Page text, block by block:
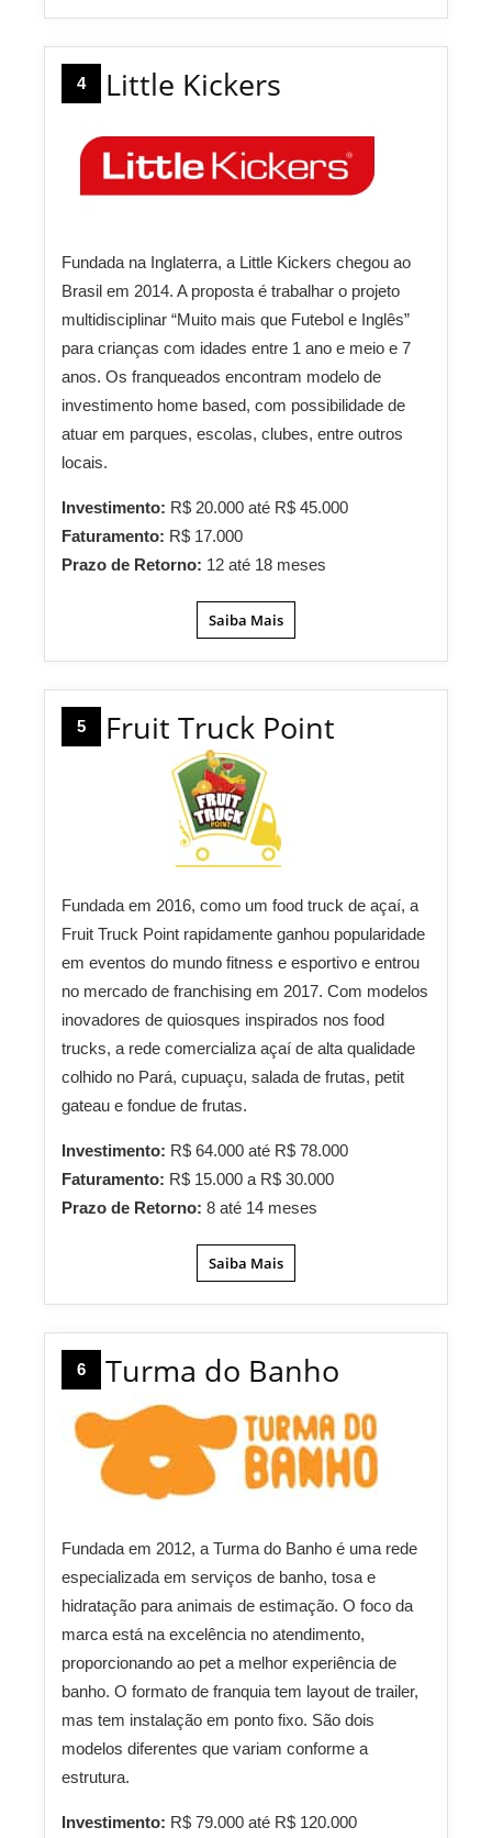
4 Little Kickers
Fundada na Inglaterra, a Little Kickers chegou ao
Brasil em 2014. A proposta é trabalhar o projeto
multidisciplinar “Muito mais que Futebol e Inglês”
para crianças com idades entre 1 ano e meio e 7
anos. Os franqueados encontram modelo de
investimento home based, com possibilidade de
atuar em parques, escolas, clubes, entre outros
locais.
Investimento: R$ 20.000 até R$ 45.000
Faturamento: R$ 17.000
Prazo de Retorno: 12 até 18 meses
Saiba Mais
5 Fruit Truck Point
Fundada em 2016, como um food truck de açaí, a
Fruit Truck Point rapidamente ganhou popularidade
em eventos do mundo fitness e esportivo e entrou
no mercado de franchising em 2017. Com modelos
inovadores de quiosques inspirados nos food
trucks, a rede comercializa açaí de alta qualidade
colhido no Pará, cupuaçu, salada de frutas, petit
gateau e fondue de frutas.
Investimento: R$ 64.000 até R$ 78.000
Faturamento: R$ 15.000 a R$ 30.000
Prazo de Retorno: 8 até 14 meses
Saiba Mais
6 Turma do Banho
Fundada em 2012, a Turma do Banho é uma rede
especializada em serviços de banho, tosa e
hidratação para animais de estimação. O foco da
marca está na excelência no atendimento,
proporcionando ao pet a melhor experiência de
banho. O formato de franquia tem layout de trailer,
mas tem instalação em ponto fixo. São dois
modelos diferentes que variam conforme a
estrutura.
Investimento: R$ 79.000 até R$ 120.000